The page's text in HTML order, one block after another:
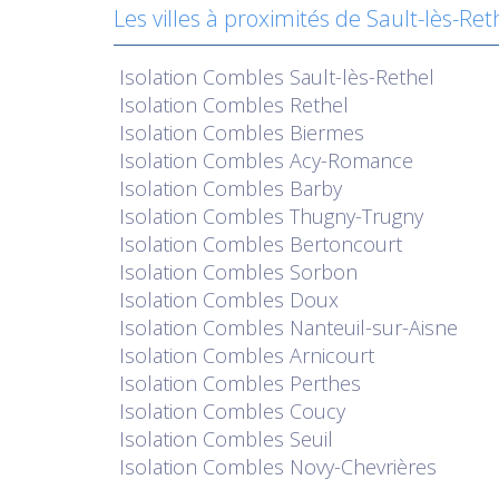
Les villes à proximités de Sault-lès-
Isolation Combles Sault-lès-Rethel
Isolation Combles Rethel
Isolation Combles Biermes
Isolation Combles Acy-Romance
Isolation Combles Barby
Isolation Combles Thugny-Trugny
Isolation Combles Bertoncourt
Isolation Combles Sorbon
Isolation Combles Doux
Isolation Combles Nanteuil-sur-Aisne
Isolation Combles Arnicourt
Isolation Combles Perthes
Isolation Combles Coucy
Isolation Combles Seuil
Isolation Combles Novy-Chevrières